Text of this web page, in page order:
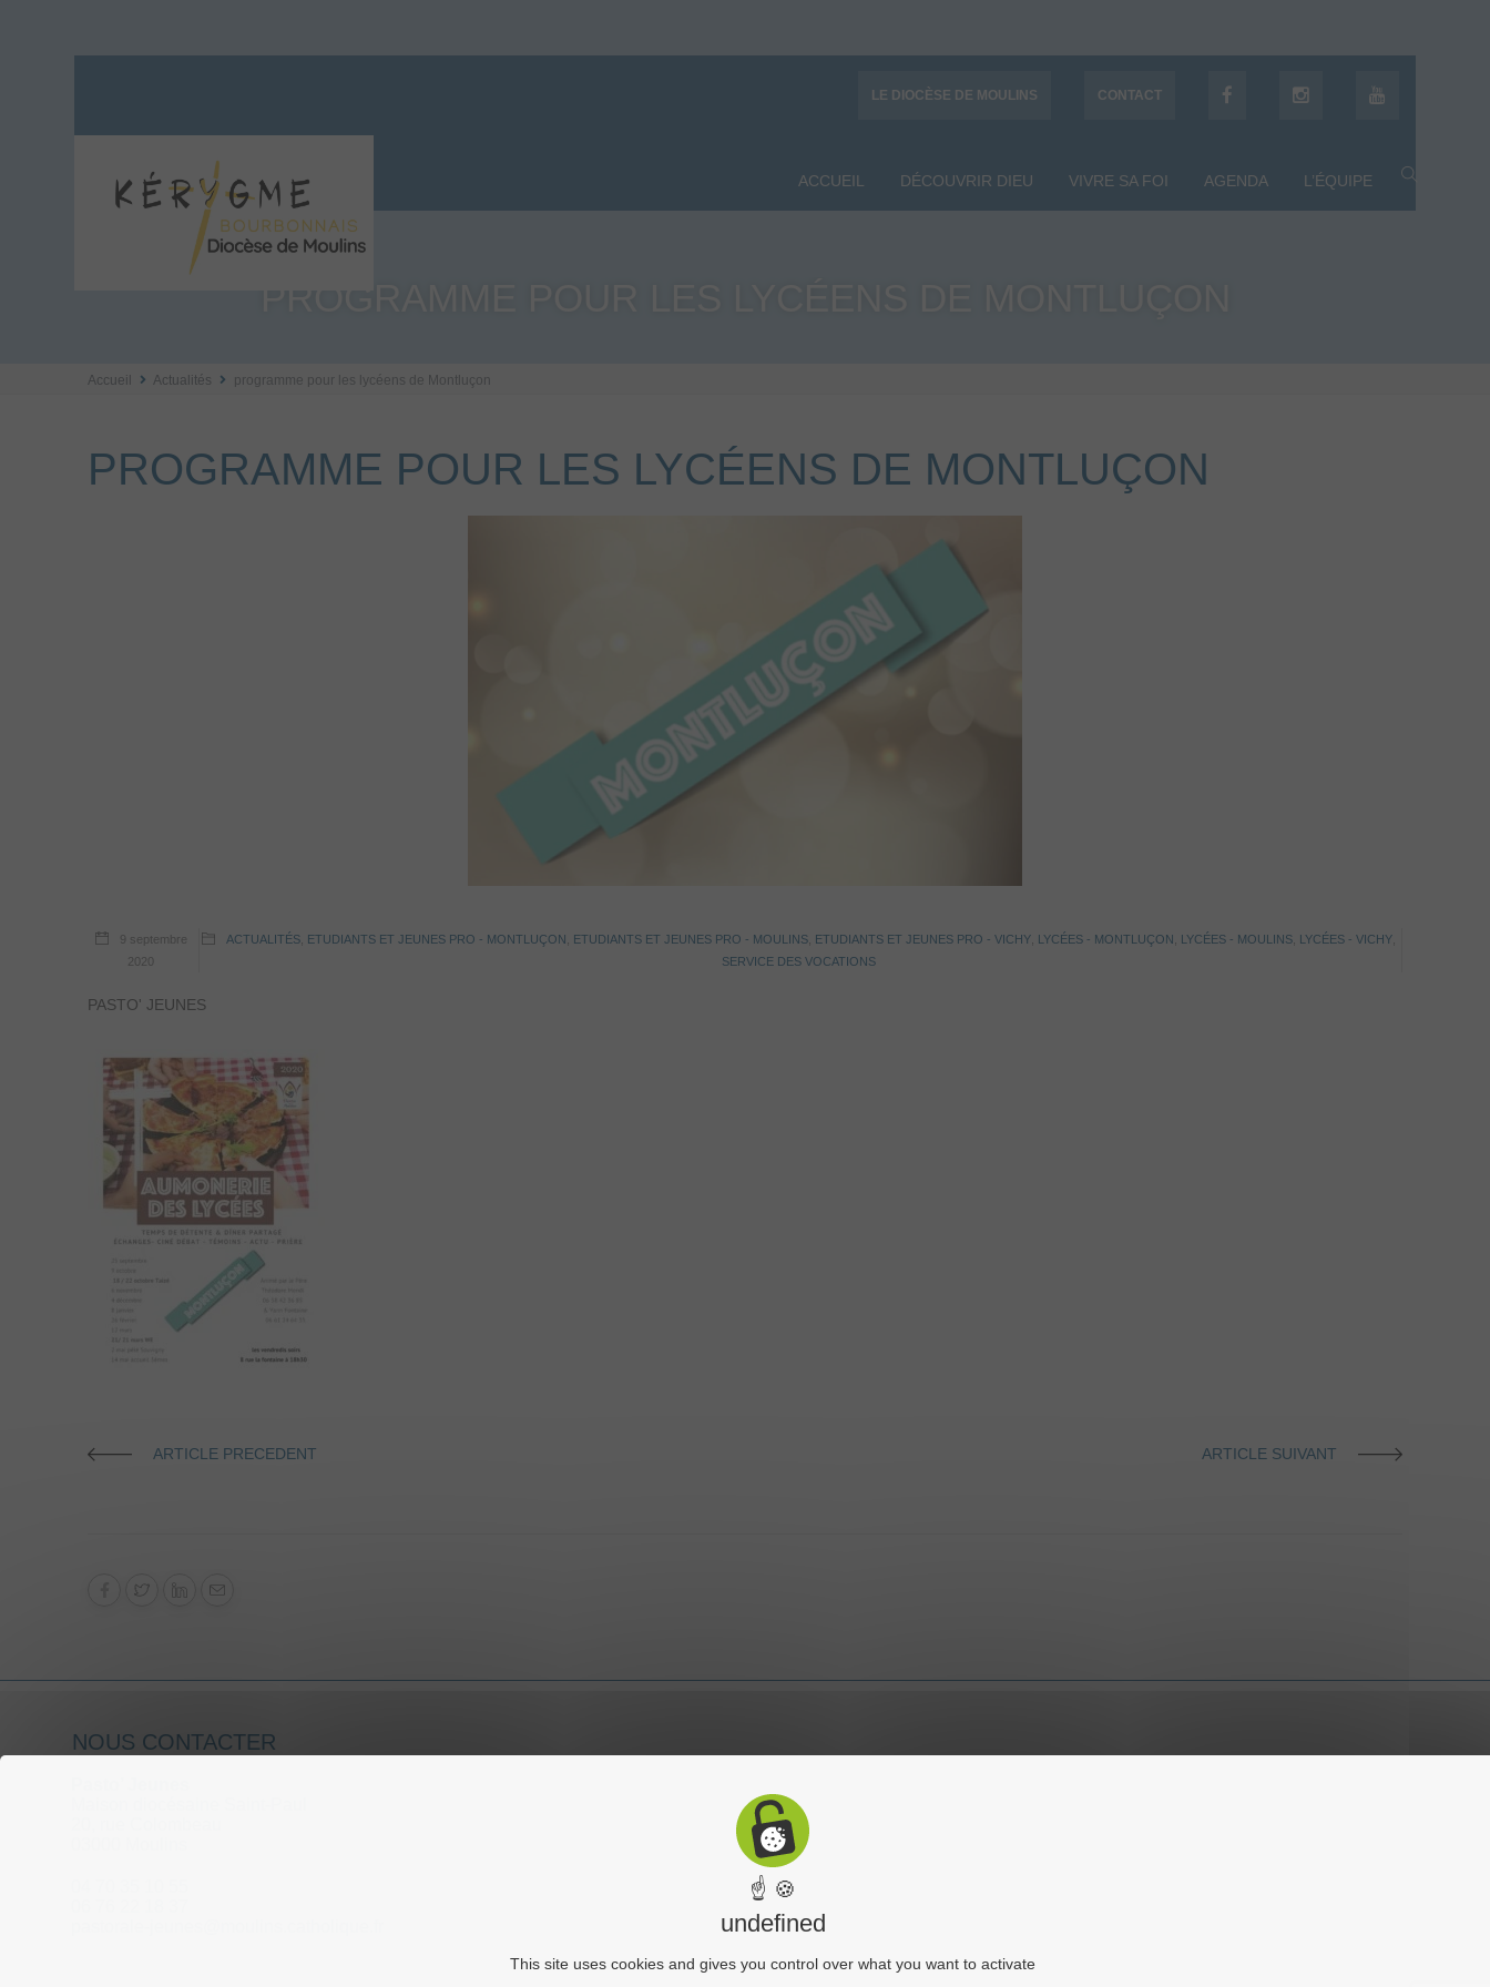
LE DIOCÈSE DE MOULINS CONTACT
ACCUEIL DÉCOUVRIR DIEU VIVRE SA FOI AGENDA L’ÉQUIPE
Accueil Actualités programme pour les lycéens de Montluçon
PROGRAMME POUR LES LYCÉENS DE MONTLUÇON
9 septembre
2020
ACTUALITÉS, ETUDIANTS ET JEUNES PRO - MONTLUÇON ETUDIANTS ET JEUNES PRO - MOULINS, ETUDIANTS ET JEUNES PRO - VICHY, LYCÉES - MONTLUÇON LYCÉES - MOULINS, LYCÉES - VICHY,
SERVICE DES VOCATIONS
PASTO' JEUNES
ARTICLE PRECEDENT ARTICLE SUIVANT
NOUS CONTACTER
☝ 🍪
undefined
This site uses cookies and gives you control over what you want to activate